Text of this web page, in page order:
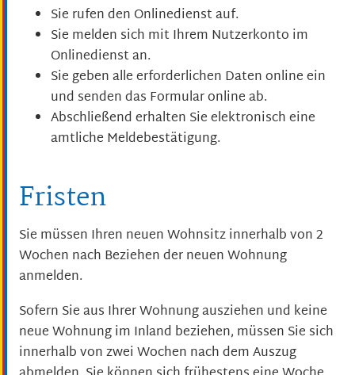
Sie rufen den Onlinedienst auf.
Sie melden sich mit Ihrem Nutzerkonto im
Onlinedienst an.
Sie geben alle erforderlichen Daten online ein
und senden das Formular online ab.
Abschließend erhalten Sie elektronisch eine
amtliche Meldebestätigung.
Fristen
Sie müssen Ihren neuen Wohnsitz innerhalb von 2
Wochen nach Beziehen der neuen Wohnung
anmelden.
Sofern Sie aus Ihrer Wohnung ausziehen und keine
neue Wohnung im Inland beziehen, müssen Sie sich
innerhalb von zwei Wochen nach dem Auszug